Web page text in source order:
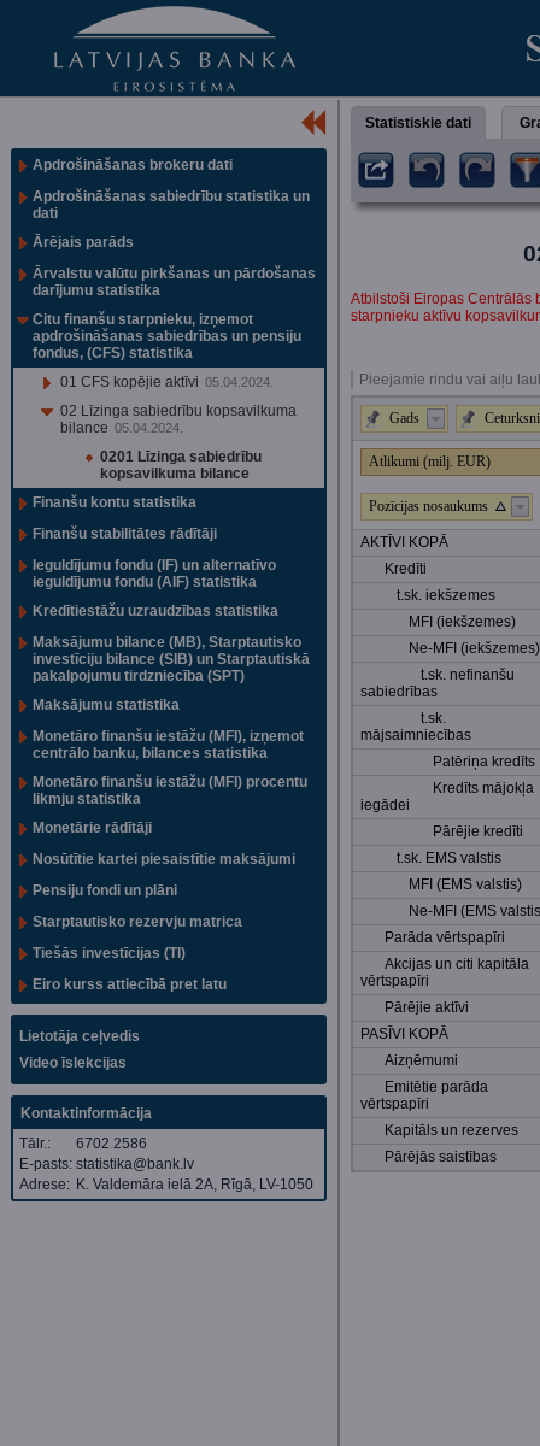
Apdrošināšanas brokeru dati
Apdrošināšanas sabiedrību statistika un
dati
Ārējais parāds
Ārvalstu valūtu pirkšanas un pārdošanas
darījumu statistika
Citu finanšu starpnieku, izņemot
apdrošināšanas sabiedrības un pensiju
fondus, (CFS) statistika
01 CFS kopējie aktīvi 05.04.2024.
02 Līzinga sabiedrību kopsavilkuma
bilance 05.04.2024.
0201 Līzinga sabiedrību
kopsavilkuma bilance
Finanšu kontu statistika
Finanšu stabilitātes rādītāji
Ieguldījumu fondu (IF) un alternatīvo
ieguldījumu fondu (AIF) statistika
Kredītiestāžu uzraudzības statistika
Maksājumu bilance (MB), Starptautisko
investīciju bilance (SIB) un Starptautiskā
pakalpojumu tirdzniecība (SPT)
Maksājumu statistika
Monetāro finanšu iestāžu (MFI), izņemot
centrālo banku, bilances statistika
Monetāro finanšu iestāžu (MFI) procentu
likmju statistika
Monetārie rādītāji
Nosūtītie kartei piesaistītie maksājumi
Pensiju fondi un plāni
Starptautisko rezervju matrica
Tiešās investīcijas (TI)
Eiro kurss attiecībā pret latu
Lietotāja ceļvedis
Video īslekcijas
Kontaktinformācija
Tālr.:
6702 2586
E-pasts: statistika@bank.lv
Adrese: K. Valdemāra ielā 2A, Rīgā, LV-1050
Statistiskie dati
Atbilstoši Eiropas Centrālās
starpnieku aktīvu
Pieejamie rindu vai aiļu
Gads
Atlikumi (milj. EUR)
Pozīcijas nosaukums
AKTĪVI KOPĀ
Kredīti
t.sk. iekšzemes
MFI (iekšzemes)
Ne-MFI (iekšzemes)
t.sk. nefinanšu
sabiedrības
t.sk.
mājsaimniecības
Patēriņa kredīts
Kredīts mājokļa
iegādei
Pārējie kredīti
t.sk. EMS valstis
MFI (EMS valstis)
Ne-MFI (EMS
Parāda vērtspapīri
Akcijas un citi kapitāla
vērtspapīri
Pārējie aktīvi
PASĪVI KOPĀ
Aizņēmumi
Emitētie parāda
vērtspapīri
Kapitāls un rezerves
Pārējās saistības